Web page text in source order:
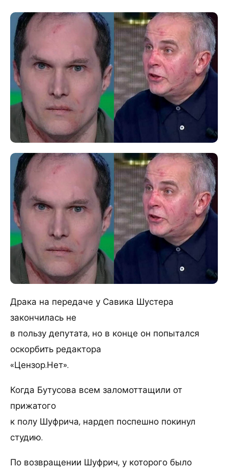
Драка на передаче у Савика Шустера
закончилась не
в пользу депутата, но в конце он попытался
оскорбить редактора
«Цензор.Нет».
Когда Бутусова всем заломоттащили от
прижатого
к полу Шуфрича, нардеп поспешно покинул
студию.
По возвращении Шуфрич, у которого было